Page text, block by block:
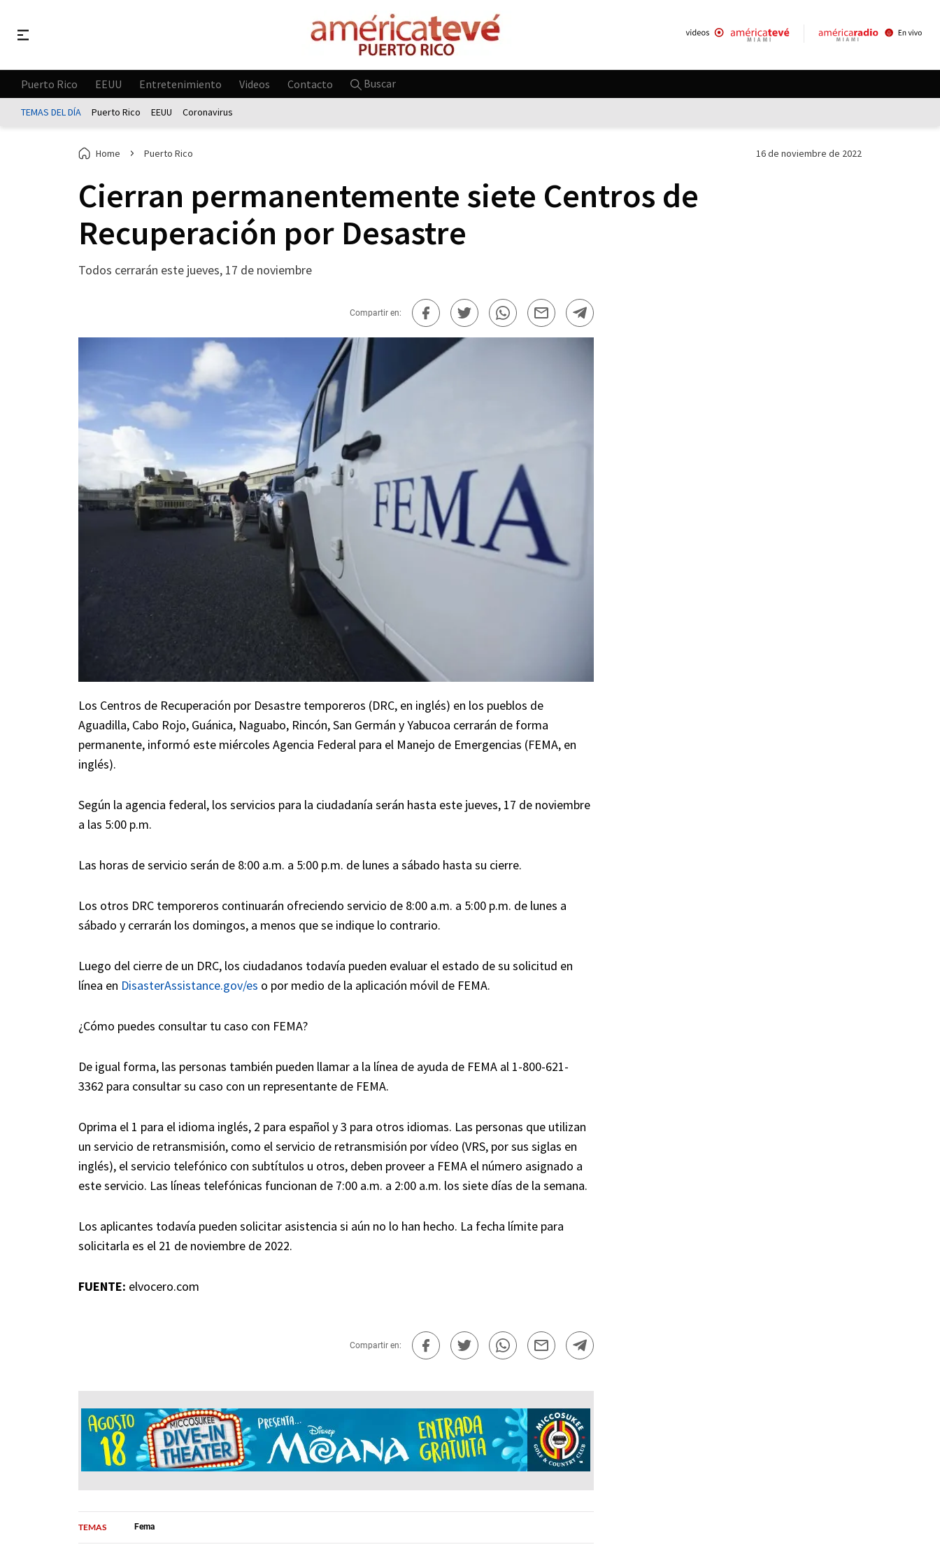
Puerto Rico EEUU Entretenimiento Videos Contacto Buscar
TEMAS DEL DÍA Puerto Rico EEUU Coronavirus
Home Puerto Rico 16 de noviembre de 2022
Cierran permanentemente siete Centros de
Recuperación por Desastre
Todos cerrarán este jueves, 17 de noviembre
Compartir en:
Los Centros de Recuperación por Desastre temporeros (DRC, en inglés) en los pueblos de
Aguadilla, Cabo Rojo, Guánica, Naguabo, Rincón, San Germán y Yabucoa cerrarán de forma
permanente, informó este miércoles Agencia Federal para el Manejo de Emergencias (FEMA, en
inglés).
Según la agencia federal, los servicios para la ciudadanía serán hasta este jueves, 17 de noviembre
a las 5:00 p.m.
Las horas de servicio serán de 8:00 a.m. a 5:00 p.m. de lunes a sábado hasta su cierre.
Los otros DRC temporeros continuarán ofreciendo servicio de 8:00 a.m. a 5:00 p.m. de lunes a
sábado y cerrarán los domingos, a menos que se indique lo contrario.
Luego del cierre de un DRC, los ciudadanos todavía pueden evaluar el estado de su solicitud en
línea en DisasterAssistance.gov/es o por medio de la aplicación móvil de FEMA.
¿Cómo puedes consultar tu caso con FEMA?
De igual forma, las personas también pueden llamar a la línea de ayuda de FEMA al 1-800-621-
3362 para consultar su caso con un representante de FEMA.
Oprima el 1 para el idioma inglés, 2 para español y 3 para otros idiomas. Las personas que utilizan
un servicio de retransmisión, como el servicio de retransmisión por vídeo (VRS, por sus siglas en
inglés), el servicio telefónico con subtítulos u otros, deben proveer a FEMA el número asignado a
este servicio. Las líneas telefónicas funcionan de 7:00 a.m. a 2:00 a.m. los siete días de la semana.
Los aplicantes todavía pueden solicitar asistencia si aún no lo han hecho. La fecha límite para
solicitarla es el 21 de noviembre de 2022.
FUENTE: elvocero.com
Compartir en:
TEMAS Fema